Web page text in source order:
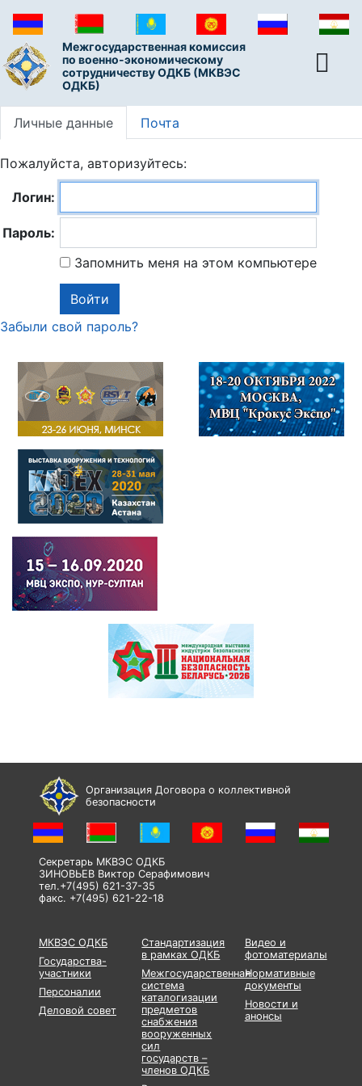
Межгосударственная комиссия
по военно-экономическому
сотрудничеству ОДКБ (МКВЭС
ОДКБ)
Личные данные Почта
Пожалуйста, авторизуйтесь:
Логин:
Пароль:
Запомнить меня на этом компьютере
Забыли свой пароль?
Организация Договора о коллективной
безопасности
Секретарь МКВЭС ОДКБ
ЗИНОВЬЕВ Виктор Серафимович
тел.+7(495) 621-37-35
факс. +7(495) 621-22-18
МКВЭС ОДКБ
Государства-
участники
Персоналии
Деловой совет
Стандартизация
в рамках ОДКБ
Межгосударственная
система
каталогизации
предметов
снабжения
вооруженных
сил
государств –
членов ОДКБ
Видео и
фотоматериалы
Нормативные
документы
Новости и
анонсы